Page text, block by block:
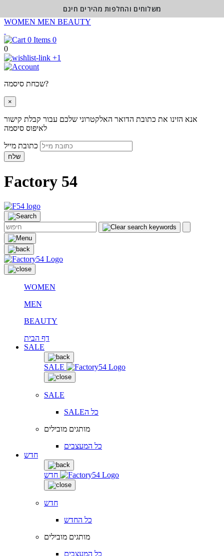
WOMEN MEN BEAUTY
0
0
+1
שכחת סיסמה?
×
אנא הזינו את כתובת הדואר האלקטרוני שלכם עבור קבלת קישור
לאיפוס סיסמה
שלח
Factory 54
WOMEN
MEN
BEAUTY
דף הבית
SALE
SALE
SALE
SALEכל ה
מותגים מובילים
כל המעצבים
חדש
חדש
חדש
כל החדש
מותגים מובילים
כל המעצבים
משלוחים והחלפות מהירים חינם